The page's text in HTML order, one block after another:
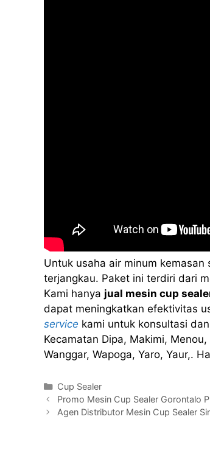
Untuk usaha air minum
terjangkau. Paket ini terdiri dari
Kami hanya jual mesin cup
dapat meningkatkan efektivitas
service kami untuk konsultasi
Kecamatan Dipa, Makimi,
Wanggar, Wapoga, Yaro, Yaur,.
Kategori
Cup Sealer
Promo Mesin Cup Sealer Gorontalo
Agen Distributor Mesin Cup Sealer